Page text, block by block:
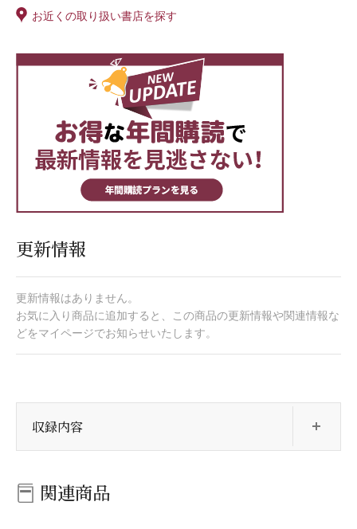
お近くの取り扱い書店を探す
更新情報
更新情報はありません。
お気に入り商品に追加すると、この商品の更新情報や関連情報な
どをマイページでお知らせいたします。
収録内容
関連商品